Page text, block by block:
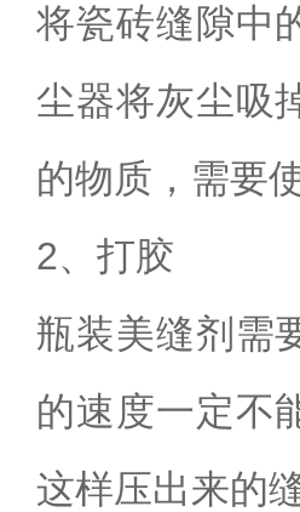
将瓷砖缝隙中
尘器将灰尘吸
的物质，需要
2、打胶
瓶装美缝剂需
的速度一定不
这样压出来的